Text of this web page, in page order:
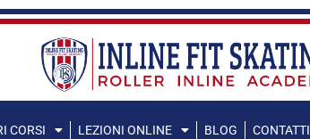
CORSI LEZIONI ONLINE BLOG CONTATTI